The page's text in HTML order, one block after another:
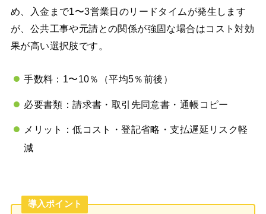
め、入金まで1〜3営業日のリードタイムが発生します
が、公共工事や元請との関係が強固な場合はコスト対効
果が高い選択肢です。
手数料：1〜10％（平均5％前後）
必要書類：請求書・取引先同意書・通帳コピー
メリット：低コスト・登記省略・支払遅延リスク軽
減
導入ポイント